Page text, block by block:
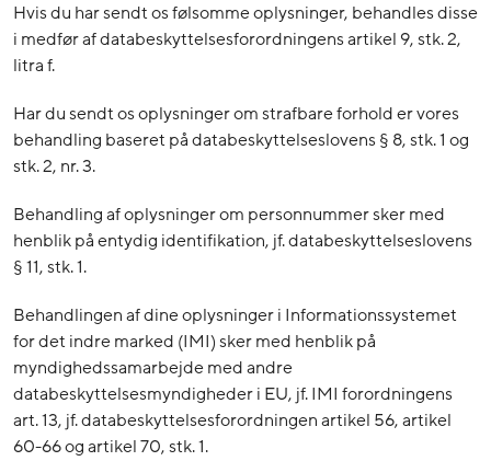
Hvis du har sendt os følsomme oplysninger, behandles disse
i medfør af databeskyttelsesforordningens artikel 9, stk. 2,
litra f.
Har du sendt os oplysninger om strafbare forhold er vores
behandling baseret på databeskyttelseslovens § 8, stk. 1 og
stk. 2, nr. 3.
Behandling af oplysninger om personnummer sker med
henblik på entydig identifikation, jf. databeskyttelseslovens
§ 11, stk. 1.
Behandlingen af dine oplysninger i Informationssystemet
for det indre marked (IMI) sker med henblik på
myndighedssamarbejde med andre
databeskyttelsesmyndigheder i EU, jf. IMI forordningens
art. 13, jf. databeskyttelsesforordningen artikel 56, artikel
60-66 og artikel 70, stk. 1.